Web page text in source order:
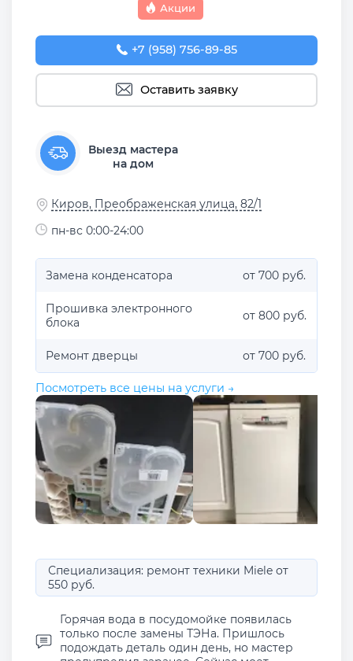
Акции
+7 (958) 756-89-85
Оставить заявку
Выезд мастера
на дом
Киров, Преображенская улица, 82/1
пн-вс 0:00-24:00
Замена конденсатора от 700 руб.
Прошивка электронного
блока
от 800 руб.
Ремонт дверцы от 700 руб.
Посмотреть все цены на услуги →
Специализация: ремонт техники Miele от
550 руб.
Горячая вода в посудомойке появилась
только после замены ТЭНа. Пришлось
подождать деталь один день, но мастер